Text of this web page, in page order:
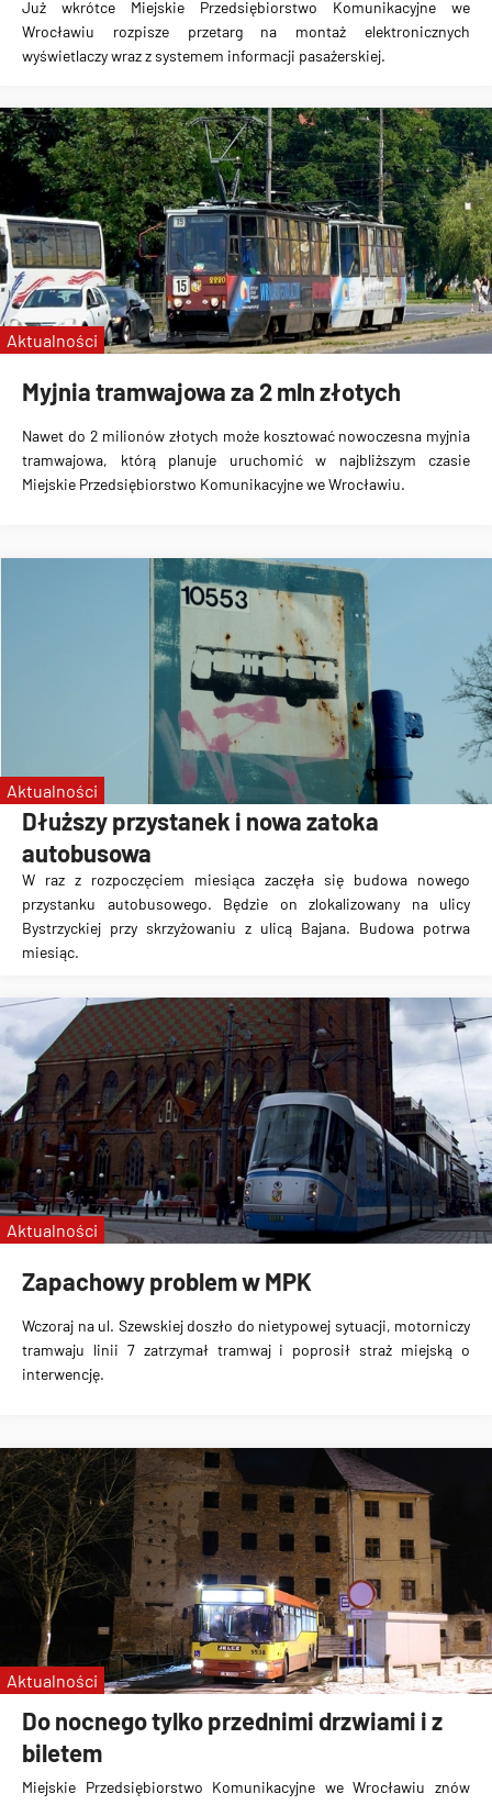
Już wkrótce Miejskie Przedsiębiorstwo Komunikacyjne we
Wrocławiu rozpisze przetarg na montaż elektronicznych
wyświetlaczy wraz z systemem informacji pasażerskiej.
Myjnia tramwajowa za 2 mln złotych
Nawet do 2 milionów złotych może kosztować nowoczesna myjnia
tramwajowa, którą planuje uruchomić w najbliższym czasie
Miejskie Przedsiębiorstwo Komunikacyjne we Wrocławiu.
Aktualności
Dłuższy przystanek i nowa zatoka
autobusowa
W raz z rozpoczęciem miesiąca zaczęła się budowa nowego
przystanku autobusowego. Będzie on zlokalizowany na ulicy
Bystrzyckiej przy skrzyżowaniu z ulicą Bajana. Budowa potrwa
miesiąc.
Aktualności
Zapachowy problem w MPK
Wczoraj na ul. Szewskiej doszło do nietypowej sytuacji, motorniczy
tramwaju linii 7 zatrzymał tramwaj i poprosił straż miejską o
interwencję.
Aktualności
Do nocnego tylko przednimi drzwiami i z
biletem
Miejskie Przedsiębiorstwo Komunikacyjne we Wrocławiu znów
Aktualności